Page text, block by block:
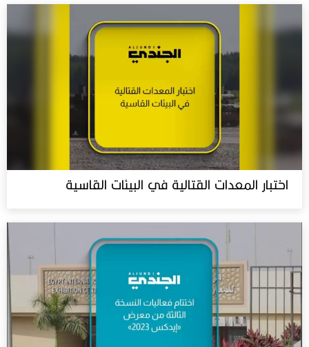
اختبار المعدات القتالية في البيئات القاسية